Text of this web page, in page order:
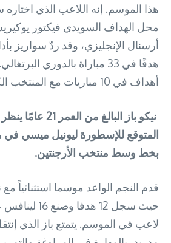
هذا الموسم. إنه اللاعب الذي اختاره
محل الهداف السويدي فيكتور
هدفًا في 33 مباراة بالدوري
أهداف في 10 مباريات مع المنتخب الكولومبي.
نيكو باز البالغ
المتوقع للإسطورة ليونيل ميسي في
بخط وسط منتخب الأرجنتين.
قدم النجم الواعد موسما استثنائياً
حيث سجل 12
لاعب في الموسم. يتمتع باز الذي